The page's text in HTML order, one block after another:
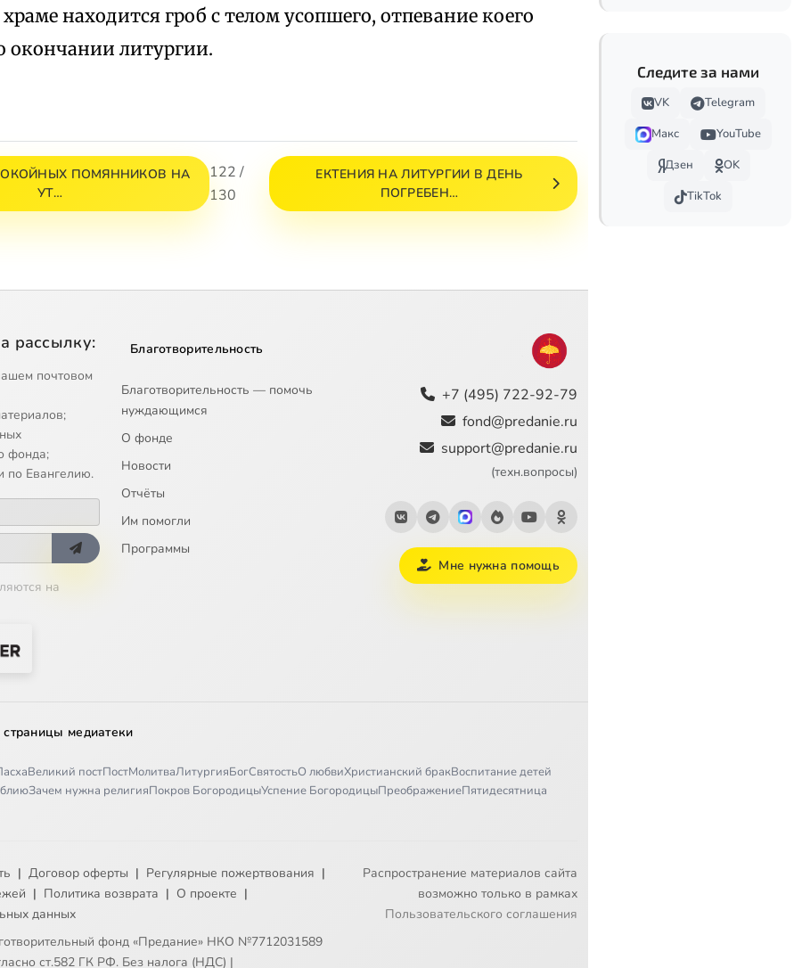
находится гроб с телом усопшего, отпевание коего
окончании литургии.
ПОМЯННИКОВ НА
УТ…
122 /
130
ЕКТЕНИЯ НА ЛИТУРГИИ В ДЕНЬ
ПОГРЕБЕН…
рассылку:
почтовом
фонда;
по Евангелию.
на
Благотворительность
Благотворительность — помочь
нуждающимся
О фонде
Новости
Отчёты
Им помогли
Программы
+7 (495) 722-92-79
fond@predanie.ru
support@predanie.ru
(техн.вопросы)
Мне нужна помощь
медиатеки
Великий постПостМолитваЛитургияБогСвятостьО любвиХристианский бракВоспитание детей
Зачем нужна религияПокров БогородицыУспение БогородицыПреображениеПятидесятница
| Договор оферты | Регулярные пожертвования |
| Политика возврата | О проекте |
данных
фонд «Предание» НКО №7712031589
ст.582 ГК РФ. Без налога (НДС) |
Распространение материалов сайта
возможно только в рамках
Пользовательского соглашения
Следите за нами
VK
Telegram
Макс
YouTube
Дзен
OK
TikTok